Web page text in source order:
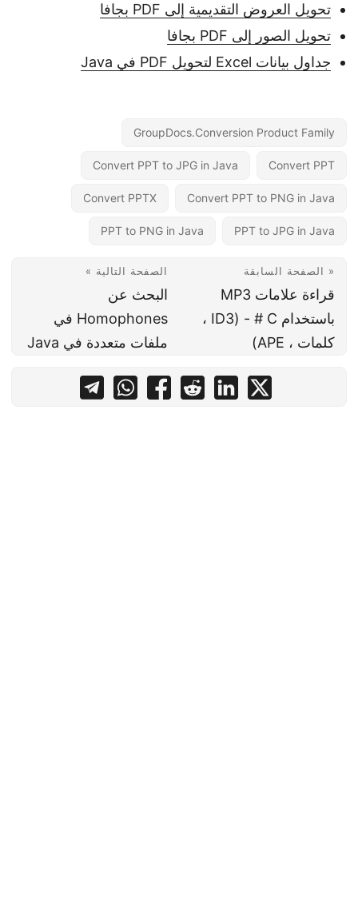
تحويل العروض التقديمية إلى PDF بجافا
تحويل الصور إلى PDF بجافا
جداول بيانات Excel لتحويل PDF في Java
GroupDocs.Conversion Product Family
Convert PPT
Convert PPT to JPG in Java
Convert PPT to PNG in Java
Convert PPTX
PPT to JPG in Java
PPT to PNG in Java
« الصفحة السابقة
قراءة علامات MP3
باستخدام C # - (ID3 ،
كلمات ، APE)
الصفحة التالية »
البحث عن
Homophones في
ملفات متعددة في Java